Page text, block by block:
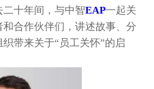
十年间，与中智EAP一起关
合作伙伴们，讲述故事、分
带来关于“员工关怀”的启